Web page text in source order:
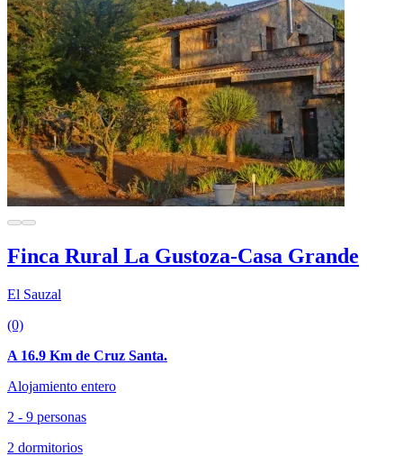
Finca Rural La Gustoza-Casa Grande
El Sauzal
(0)
A 16.9 Km de Cruz Santa.
Alojamiento entero
2 - 9 personas
2 dormitorios